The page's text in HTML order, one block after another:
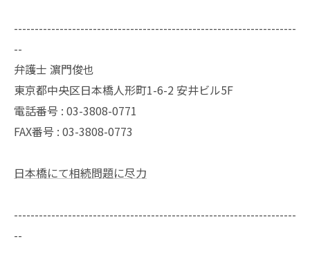
--------------------------------------------------------------------
--
弁護士 濵門俊也
東京都中央区日本橋人形町1-6-2 安井ビル5F
電話番号 : 03-3808-0771
FAX番号 : 03-3808-0773
日本橋にて相続問題に尽力
--------------------------------------------------------------------
--